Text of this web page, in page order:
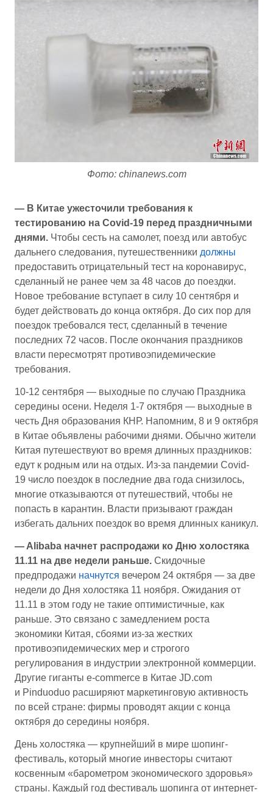
Фото: chinanews.com
— В Китае ужесточили требования к
тестированию на Covid-19 перед праздничными
днями. Чтобы сесть на самолет, поезд или автобус
дальнего следования, путешественники должны
предоставить отрицательный тест на коронавирус,
сделанный не ранее чем за 48 часов до поездки.
Новое требование вступает в силу 10 сентября и
будет действовать до конца октября. До сих пор для
поездок требовался тест, сделанный в течение
последних 72 часов. После окончания праздников
власти пересмотрят противоэпидемические
требования.
10-12 сентября — выходные по случаю Праздника
середины осени. Неделя 1-7 октября — выходные в
честь Дня образования КНР. Напомним, 8 и 9 октября
в Китае объявлены рабочими днями. Обычно жители
Китая путешествуют во время длинных праздников:
едут к родным или на отдых. Из-за пандемии Covid-
19 число поездок в последние два года снизилось,
многие отказываются от путешествий, чтобы не
попасть в карантин. Власти призывают граждан
избегать дальних поездок во время длинных каникул.
— Alibaba начнет распродажи ко Дню холостяка
11.11 на две недели раньше. Скидочные
предпродажи начнутся вечером 24 октября — за две
недели до Дня холостяка 11 ноября. Ожидания от
11.11 в этом году не такие оптимистичные, как
раньше. Это связано с замедлением роста
экономики Китая, сбоями из-за жестких
противоэпидемических мер и строгого
регулирования в индустрии электронной коммерции.
Другие гиганты e-commerce в Китае JD.com
и Pinduoduo расширяют маркетинговую активность
по всей стране: фирмы проводят акции с конца
октября до середины ноября.
День холостяка — крупнейший в мире шопинг-
фестиваль, который многие инвесторы считают
косвенным «барометром экономического здоровья»
страны. Каждый год фестиваль шопинга от интернет-